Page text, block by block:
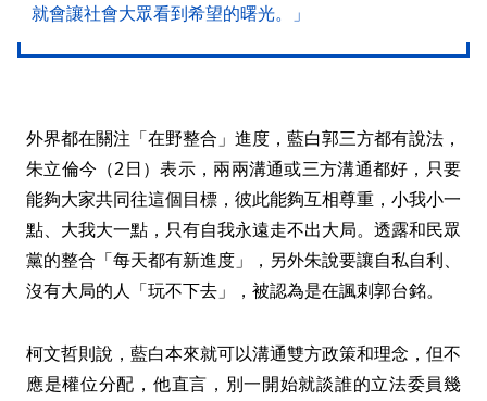
就會讓社會大眾看到希望的曙光。」
外界都在關注「在野整合」進度，藍白郭三方都有說法，
朱立倫今（2日）表示，兩兩溝通或三方溝通都好，只要
能夠大家共同往這個目標，彼此能夠互相尊重，小我小一
點、大我大一點，只有自我永遠走不出大局。透露和民眾
黨的整合「每天都有新進度」，另外朱說要讓自私自利、
沒有大局的人「玩不下去」，被認為是在諷刺郭台銘。
柯文哲則說，藍白本來就可以溝通雙方政策和理念，但不
應是權位分配，他直言，別一開始就談誰的立法委員幾